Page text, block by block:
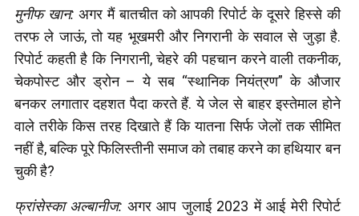
मुनीफ खान: अगर मैं बातचीत को आपकी रिपोर्ट के दूसरे हिस्से की
तरफ ले जाऊं, तो यह भूखमरी और निगरानी के सवाल से जुड़ा है.
रिपोर्ट कहती है कि निगरानी, चेहरे की पहचान करने वाली तकनीक,
चेकपोस्ट और ड्रोन – ये सब “स्थानिक नियंत्रण” के औजार
बनकर लगातार दहशत पैदा करते हैं. ये जेल से बाहर इस्तेमाल होने
वाले तरीके किस तरह दिखाते हैं कि यातना सिर्फ जेलों तक सीमित
नहीं है, बल्कि पूरे फिलिस्तीनी समाज को तबाह करने का हथियार बन
चुकी है?
फ्रांसेस्का अल्बानीज: अगर आप जुलाई 2023 में आई मेरी रिपोर्ट